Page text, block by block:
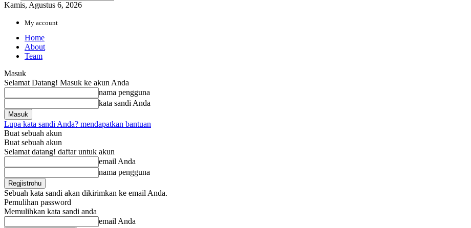
Kamis, Agustus 6, 2026
My account
Home
About
Team
Masuk
Selamat Datang! Masuk ke akun Anda
nama pengguna
kata sandi Anda
Lupa kata sandi Anda? mendapatkan bantuan
Buat sebuah akun
Buat sebuah akun
Selamat datang! daftar untuk akun
email Anda
nama pengguna
Sebuah kata sandi akan dikirimkan ke email Anda.
Pemulihan password
Memulihkan kata sandi anda
email Anda